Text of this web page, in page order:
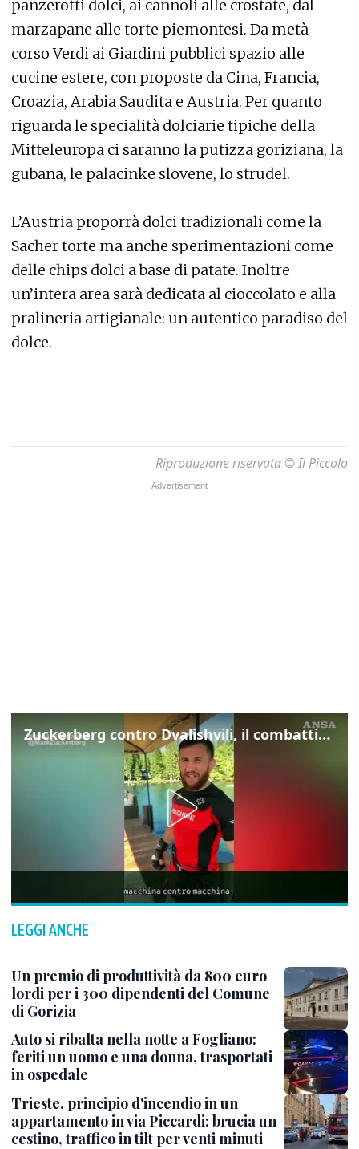
panzerotti dolci, ai cannoli alle crostate, dal
marzapane alle torte piemontesi. Da metà
corso Verdi ai Giardini pubblici spazio alle
cucine estere, con proposte da Cina, Francia,
Croazia, Arabia Saudita e Austria. Per quanto
riguarda le specialità dolciarie tipiche della
Mitteleuropa ci saranno la putizza goriziana, la
gubana, le palacinke slovene, lo strudel.
L’Austria proporrà dolci tradizionali come la
Sacher torte ma anche sperimentazioni come
delle chips dolci a base di patate. Inoltre
un’intera area sarà dedicata al cioccolato e alla
pralineria artigianale: un autentico paradiso del
dolce. —
Riproduzione riservata © Il Piccolo
Zuckerberg contro Dvalishvili, il combattimento in mezzo a un lago
LEGGI ANCHE
Un premio di produttività da 800 euro
lordi per i 300 dipendenti del Comune
di Gorizia
Auto si ribalta nella notte a Fogliano:
feriti un uomo e una donna, trasportati
in ospedale
Trieste, principio d'incendio in un
appartamento in via Piccardi: brucia un
cestino, traffico in tilt per venti minuti